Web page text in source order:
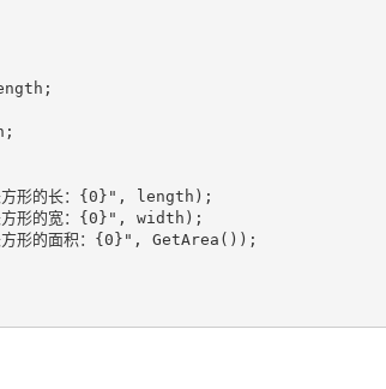
形的长：{0}", length);
形的宽：{0}", width);
的面积：{0}", GetArea());